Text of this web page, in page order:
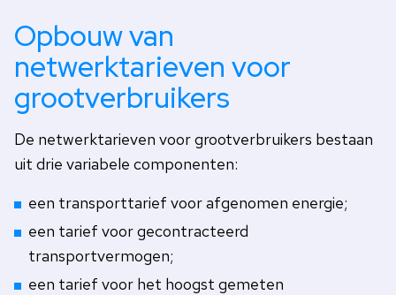
Opbouw van
netwerktarieven voor
grootverbruikers
De netwerktarieven voor grootverbruikers bestaan
uit drie variabele componenten:
een transporttarief voor afgenomen energie;
een tarief voor gecontracteerd
transportvermogen;
een tarief voor het hoogst gemeten